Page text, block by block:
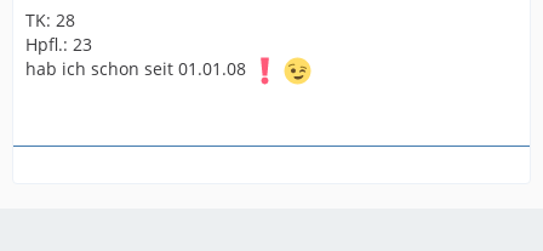
TK: 28
Hpfl.: 23
hab ich schon seit 01.01.08